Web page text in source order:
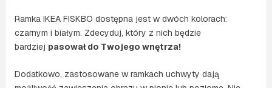
Ramka IKEA FISKBO dostępna jest w dwóch kolorach:
czarnym i białym. Zdecyduj, który z nich będzie
bardziej pasował do Twojego wnętrza!
Dodatkowo, zastosowane w ramkach uchwyty dają